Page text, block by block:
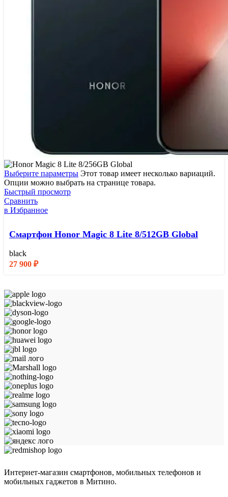
Выберите параметры Этот товар имеет несколько вариаций.
Опции можно выбрать на странице товара.
Быстрый просмотр
Сравнить
в Избранное
Смартфон Honor Magic 8 Lite 8/512GB Global
black
27 900 ₽
Интернет-магазин смартфонов, мобильных телефонов и
мобильных гаджетов в Митино.